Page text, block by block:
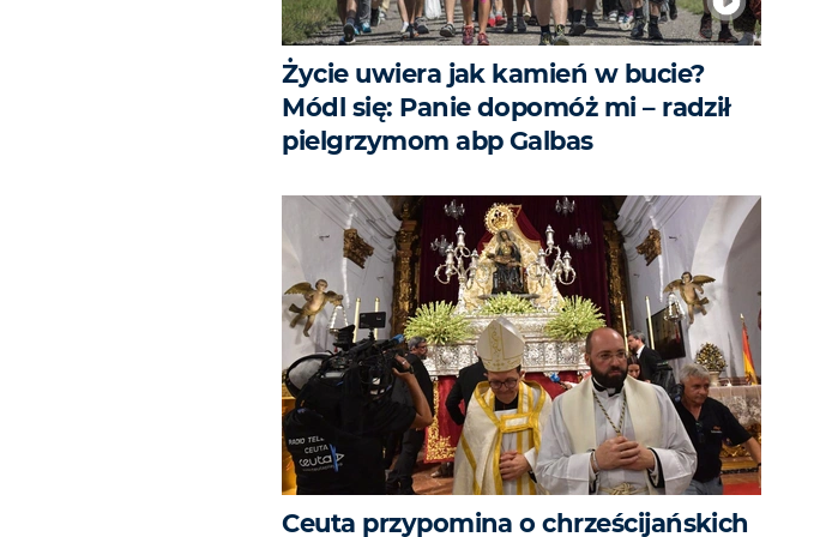
Życie uwiera jak kamień w bucie?
Módl się: Panie dopomóż mi – radził
pielgrzymom abp Galbas
Ceuta przypomina o chrześcijańskich